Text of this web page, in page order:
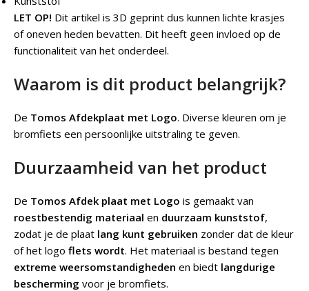
LET OP! Dit artikel is 3D geprint dus kunnen lichte krasjes
of oneven heden bevatten. Dit heeft geen invloed op de
functionaliteit van het onderdeel.
Waarom is dit product belangrijk?
De Tomos Afdekplaat met Logo. Diverse kleuren om je
bromfiets een persoonlijke uitstraling te geven.
Duurzaamheid van het product
De Tomos Afdek plaat met Logo is gemaakt van
roestbestendig materiaal en duurzaam kunststof,
zodat je de plaat lang kunt gebruiken zonder dat de kleur
of het logo flets wordt. Het materiaal is bestand tegen
extreme weersomstandigheden en biedt langdurige
bescherming voor je bromfiets.